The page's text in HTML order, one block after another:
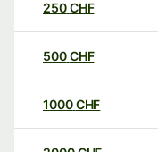
250CHF
500CHF
1000CHF